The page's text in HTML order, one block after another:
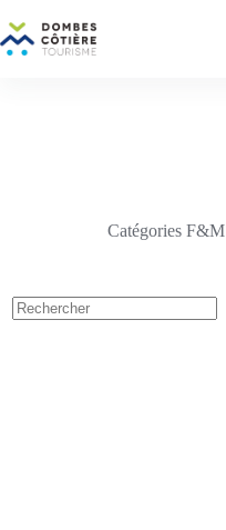
au
contenu
Catégories F&M